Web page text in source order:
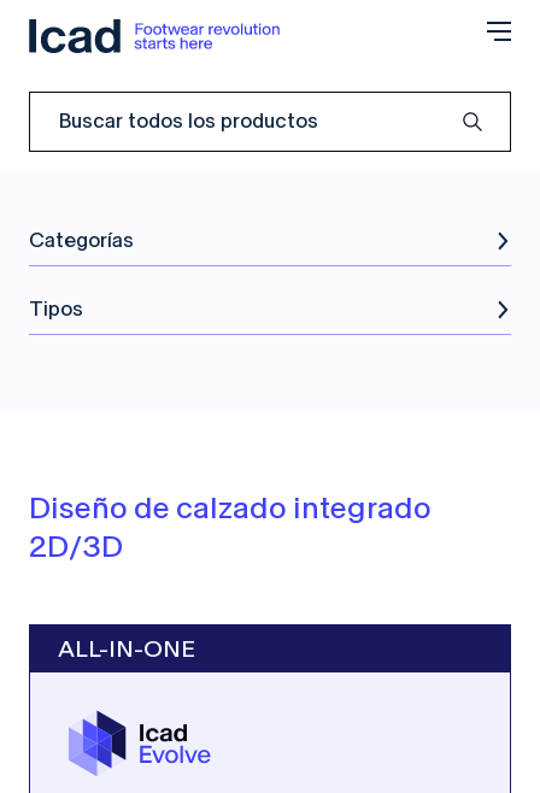
Categorías
Tipos
Diseño de calzado integrado
2D/3D
ALL-IN-ONE